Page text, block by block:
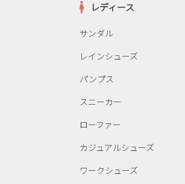
レディース
サンダル
レインシューズ
パンプス
スニーカー
ローファー
カジュアルシューズ
ワークシューズ